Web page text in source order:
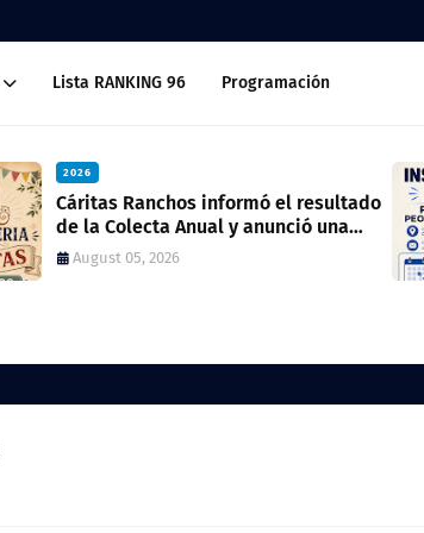
Lista RANKING 96 Programación
Inscripción 2027 Porteros y Peones de
Cocina
July 28, 2026